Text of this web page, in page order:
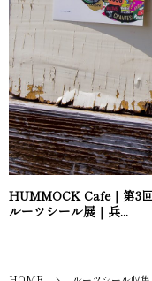
HUMMOCK Cafe｜第3
ルーツシール展｜兵...